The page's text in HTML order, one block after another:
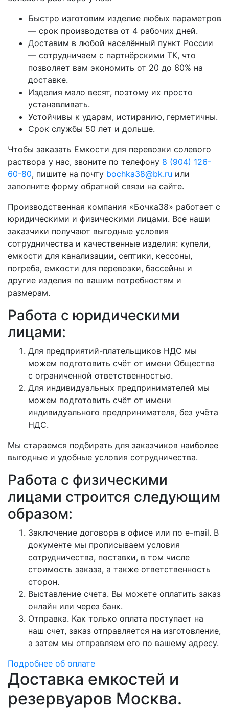
Быстро изготовим изделие любых параметров
— срок производства от 4 рабочих дней.
Доставим в любой населённый пункт России
— сотрудничаем с партнёрскими ТК, что
позволяет вам экономить от 20 до 60% на
доставке.
Изделия мало весят, поэтому их просто
устанавливать.
Устойчивы к ударам, истиранию, герметичны.
Срок службы 50 лет и дольше.
Чтобы заказать Емкости для перевозки солевого
раствора у нас, звоните по телефону 8 (904) 126-
60-80, пишите на почту bochka38@bk.ru или
заполните форму обратной связи на сайте.
Производственная компания «Бочка38» работает с
юридическими и физическими лицами. Все наши
заказчики получают выгодные условия
сотрудничества и качественные изделия: купели,
емкости для канализации, септики, кессоны,
погреба, емкости для перевозки, бассейны и
другие изделия по вашим потребностям и
размерам.
Работа с юридическими
лицами:
Для предприятий-плательщиков НДС мы
можем подготовить счёт от имени Общества
с ограниченной ответственностью.
Для индивидуальных предпринимателей мы
можем подготовить счёт от имени
индивидуального предпринимателя, без учёта
НДС.
Мы стараемся подбирать для заказчиков наиболее
выгодные и удобные условия сотрудничества.
Работа с физическими
лицами строится следующим
образом:
Заключение договора в офисе или по e-mail. В
документе мы прописываем условия
сотрудничества, поставки, в том числе
стоимость заказа, а также ответственность
сторон.
Выставление счета. Вы можете оплатить заказ
онлайн или через банк.
Отправка. Как только оплата поступает на
наш счет, заказ отправляется на изготовление,
а затем мы отправляем его по вашему адресу.
Подробнее об оплате
Доставка емкостей и
резервуаров Москва.